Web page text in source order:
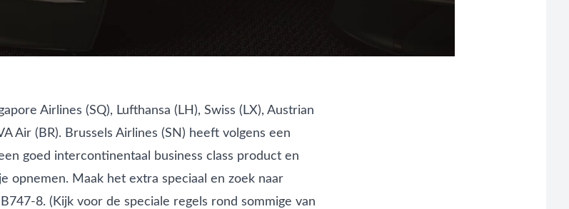
Airlines (SQ), Lufthansa (LH), Swiss (LX), Austrian
Air (BR). Brussels Airlines (SN) heeft volgens een
goed intercontinentaal business class product en
opnemen. Maak het extra speciaal en zoek naar
8. (Kijk voor de speciale regels rond sommige van